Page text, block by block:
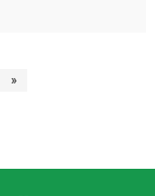
»